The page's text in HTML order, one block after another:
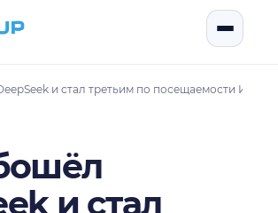
и стал третьим по посещаемости ИИ-
и стал